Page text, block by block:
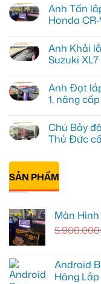
bình
luận
ở
nâng
cấp
Màn
Green
cho
Honda
Thủ
Đức
vì
giới
hạn
Anh Tấn
Honda
bình
luận
ở
lắp
màn
hình
cho
Honda
CR-
Quận
12
Anh Khải
Suzuki
bình
luận
ở
lắp
Màn
hình
Minio
Green
cho
Suzuki
Quận
tiện
ích
Anh Đạt
1, nâng
bình
luận
ở
Android
box
Geely
Quận
nâng
Chú Bảy
Thủ Đức
có
luận
ở
Chú
Everest
tại
Thủ
SẢN PHẨM
Màn
5.900.000
Android
Hãng